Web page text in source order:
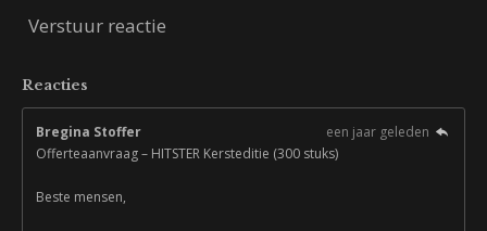
Verstuur reactie
Reacties
Bregina Stoffer
een jaar geleden
Offerteaanvraag – HITSTER Kersteditie (300 stuks)
Beste mensen,